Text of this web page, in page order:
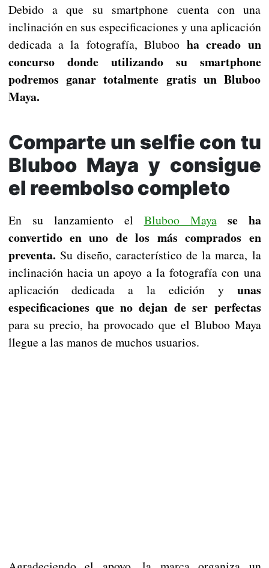
Debido a que su smartphone cuenta con una
inclinación en sus especificaciones y una aplicación
dedicada a la fotografía, Bluboo ha creado un
concurso donde utilizando su smartphone
podremos ganar totalmente gratis un Bluboo
Maya.
Comparte un selfie con tu
Bluboo Maya y consigue
el reembolso completo
En su lanzamiento el Bluboo Maya
se ha
convertido en uno de los más comprados en
preventa. Su diseño, característico de la marca, la
inclinación hacia un apoyo a la fotografía con una
aplicación dedicada a la edición y unas
especificaciones que no dejan de ser perfectas
para su precio, ha provocado que el Bluboo Maya
llegue a las manos de muchos usuarios.